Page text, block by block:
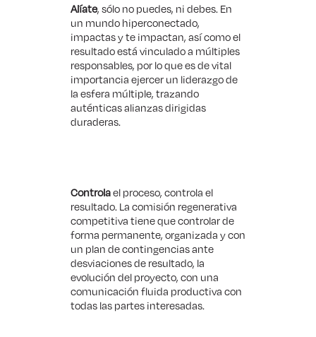
Alíate, sólo no puedes, ni debes. En
un mundo hiperconectado,
impactas y te impactan, así como el
resultado está vinculado a múltiples
responsables, por lo que es de vital
importancia ejercer un liderazgo de
la esfera múltiple, trazando
auténticas alianzas dirigidas
duraderas.
Controlael proceso, controla el
resultado. La comisión regenerativa
competitiva tiene que controlar de
forma permanente, organizada y con
un plan de contingencias ante
desviaciones de resultado, la
evolución del proyecto, con una
comunicación fluida productiva con
todas las partes interesadas.